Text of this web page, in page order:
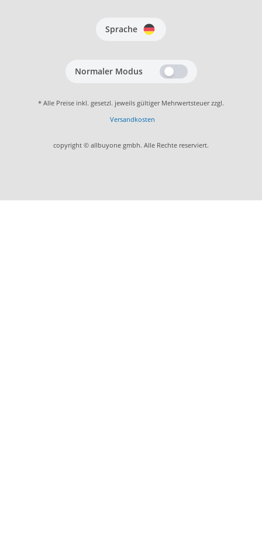
Sprache
Normaler Modus
* Alle Preise inkl. gesetzl. jeweils gültiger Mehrwertsteuer zzgl.
Versandkosten
copyright © allbuyone gmbh. Alle Rechte reserviert.